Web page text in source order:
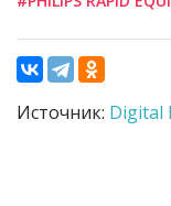
Источник: Digital